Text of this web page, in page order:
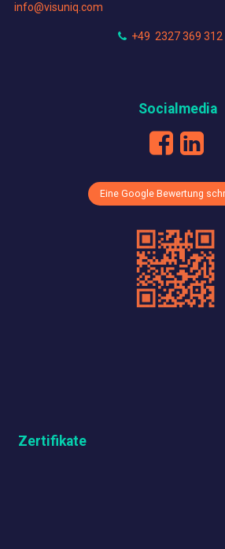
info@visuniq.com
+49 2327 369 312
Socialmedia
Eine Google Bewertung
Zertifikate